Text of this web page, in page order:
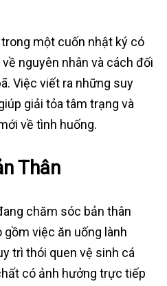
một cuốn nhật ký có
nguyên nhân và cách đối
Việc viết ra những suy
giải tỏa tâm trạng và
về tình huống.
Thân
chăm sóc bản thân
việc ăn uống lành
trì thói quen vệ sinh cá
có ảnh hưởng trực tiếp